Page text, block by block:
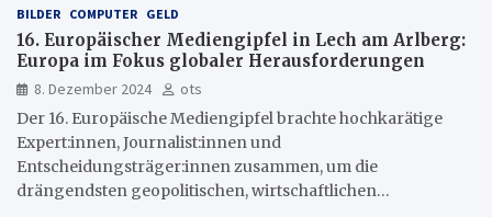
BILDER COMPUTER GELD
16. Europäischer Mediengipfel in Lech am Arlberg:
Europa im Fokus globaler Herausforderungen
8. Dezember 2024
ots
Der 16. Europäische Mediengipfel brachte hochkarätige
Expert:innen, Journalist:innen und
Entscheidungsträger:innen zusammen, um die
drängendsten geopolitischen, wirtschaftlichen…